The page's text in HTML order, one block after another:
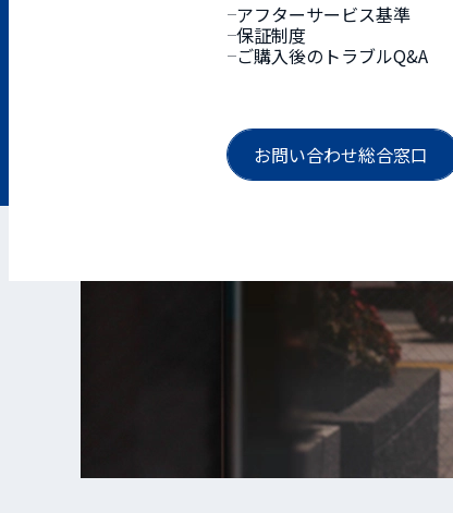
アフターサービス基準
保証制度
ご購入後のトラブルQ&A
お問い合わせ総合窓口